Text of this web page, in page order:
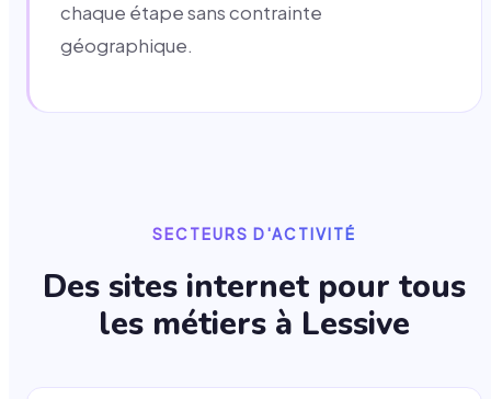
chaque étape sans contrainte
géographique.
SECTEURS D'ACTIVITÉ
Des sites internet pour tous
les métiers à Lessive